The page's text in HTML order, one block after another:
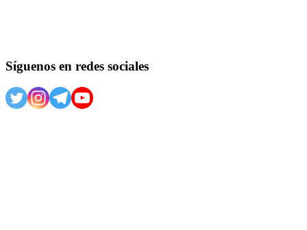
Síguenos en redes sociales